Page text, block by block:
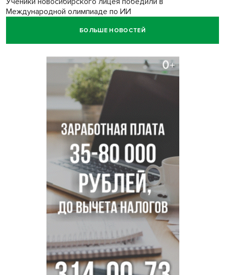
Международной олимпиаде по ИИ
Остановку электричек о.п. Радуга Сибири начали строить
Транспортная прокуратура проверит S7 после инцидента
в аэропорту Норильска
500 литров ухи сварили новосибирцам на
Бугринском пляже
Под Новосибирском двое пострадали в ДТП с
перевернувшейся «ГАЗелью»
БОЛЬШЕ НОВОСТЕЙ